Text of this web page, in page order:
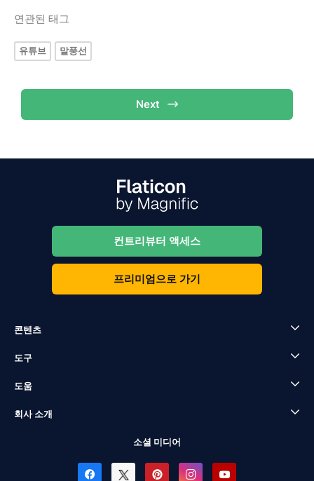
연관된 태그
유튜브 말풍선
Next
컨트리뷰터 액세스
프리미엄으로 가기
콘텐츠
도구
도움
회사 소개
소셜 미디어